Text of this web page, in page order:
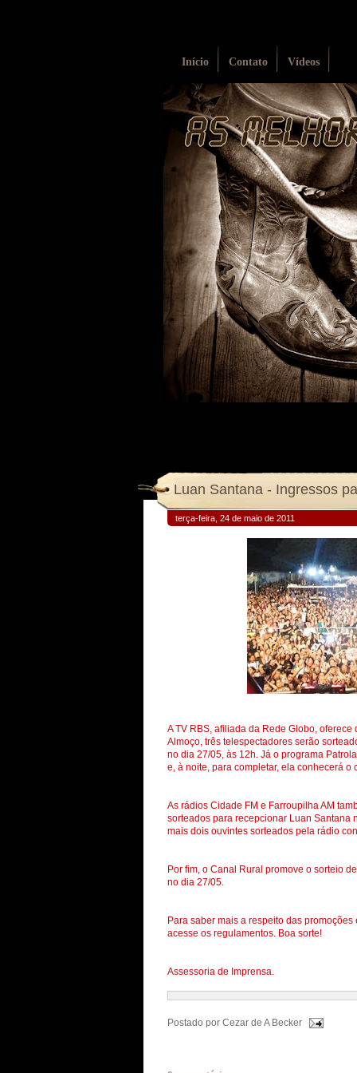
Início Contato Vídeos
Luan Santana - Ingressos
terça-feira, 24 de maio de 2011
A TV RBS, afiliada da Rede Globo,
Almoço, três telespectadores serão
no dia 27/05, às 12h. Já o programa
e, à noite, para completar, ela conhecerá o
As rádios Cidade FM e Farroupilha AM
sorteados para recepcionar Luan Santana
mais dois ouvintes sorteados pela rádio
Por fim, o Canal Rural promove o sorteio
no dia 27/05.
Para saber mais a respeito das
acesse os regulamentos. Boa sorte!
Assessoria de Imprensa.
Postado por Cezar de A Becker